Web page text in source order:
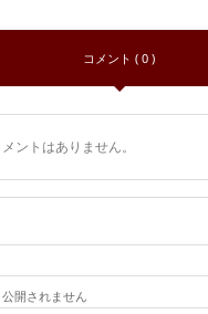
コメント ( 0 )
ントはありません。
開されません